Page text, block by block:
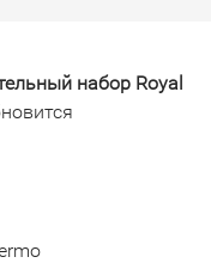
набор Royal